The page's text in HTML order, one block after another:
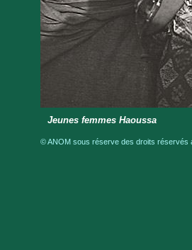
Jeunes femmes Haoussa
© ANOM sous réserve des droits réservés